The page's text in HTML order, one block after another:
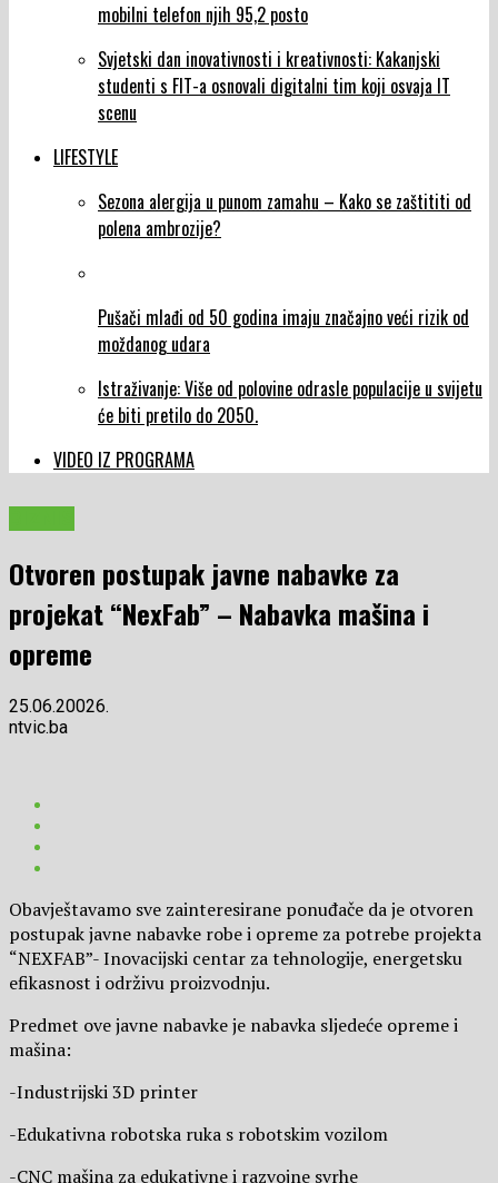
mobilni telefon njih 95,2 posto
Svjetski dan inovativnosti i kreativnosti: Kakanjski
studenti s FIT-a osnovali digitalni tim koji osvaja IT
scenu
LIFESTYLE
Sezona alergija u punom zamahu – Kako se zaštititi od
polena ambrozije?
Pušači mlađi od 50 godina imaju značajno veći rizik od
moždanog udara
Istraživanje: Više od polovine odrasle populacije u svijetu
će biti pretilo do 2050.
VIDEO IZ PROGRAMA
Otvoren postupak javne nabavke za
projekat “NexFab” – Nabavka mašina i
opreme
25.06.20026.
ntvic.ba
Obavještavamo sve zainteresirane ponuđače da je otvoren
postupak javne nabavke robe i opreme za potrebe projekta
“NEXFAB”- Inovacijski centar za tehnologije, energetsku
efikasnost i održivu proizvodnju.
Predmet ove javne nabavke je nabavka sljedeće opreme i
mašina:
-Industrijski 3D printer
-Edukativna robotska ruka s robotskim vozilom
-CNC mašina za edukativne i razvojne svrhe